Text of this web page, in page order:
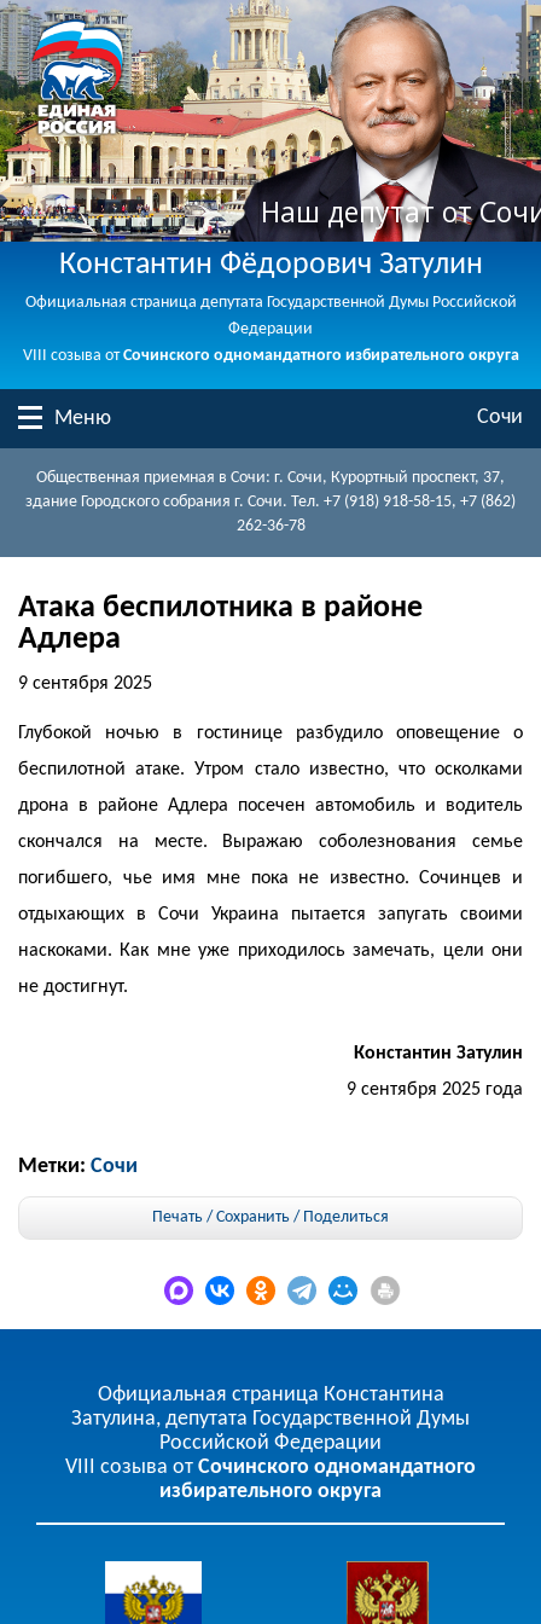
Наш депутат от
Константин Фёдорович Затулин
Официальная страница депутата Государственной Думы Российской
Федерации
VIII созыва отСочинского одномандатного избирательного округа
Меню Сочи
Общественная приемная в Сочи: г. Сочи, Курортный проспект, 37,
здание Городского собрания г. Сочи. Тел. +7 (918) 918-58-15, +7 (862)
262-36-78
Атака беспилотника в районе
Адлера
9 сентября 2025
Глубокой ночью в гостинице разбудило оповещение о
беспилотной атаке. Утром стало известно, что осколками
дрона в районе Адлера посечен автомобиль и водитель
скончался на месте. Выражаю соболезнования семье
погибшего, чье имя мне пока не известно. Сочинцев и
отдыхающих в Сочи Украина пытается запугать своими
наскоками. Как мне уже приходилось замечать, цели они
не достигнут.
Константин Затулин
9 сентября 2025 года
Метки: Сочи
Печать / Сохранить / Поделиться
Официальная страница Константина
Затулина, депутата Государственной Думы
Российской Федерации
VIII созыва от Сочинского одномандатного
избирательного округа